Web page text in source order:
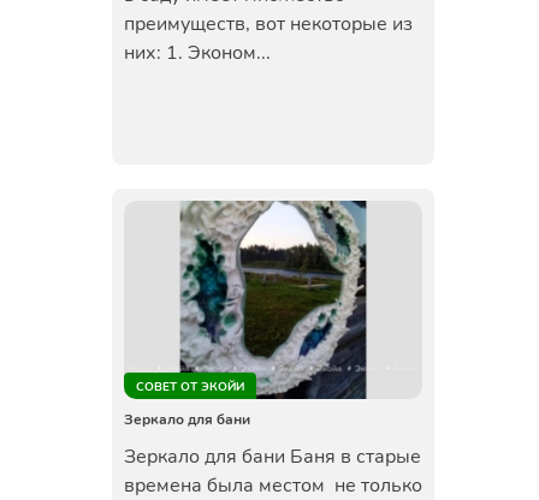
преимуществ, вот некоторые из
них: 1. Эконом...
СОВЕТ ОТ ЭКОЙИ
Зеркало для бани
Зеркало для бани Баня в старые
времена была местом не только